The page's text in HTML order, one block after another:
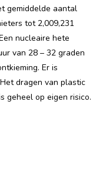
gemiddelde aantal
tot 2,009,231
nucleaire hete
van 28 – 32 graden
Er is
dragen van plastic
geheel op eigen risico.